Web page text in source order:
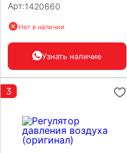
Арт:1420660
Нет в наличии
Узнать наличие
3